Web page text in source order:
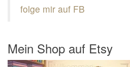
folge mir auf FB
Mein Shop auf Etsy